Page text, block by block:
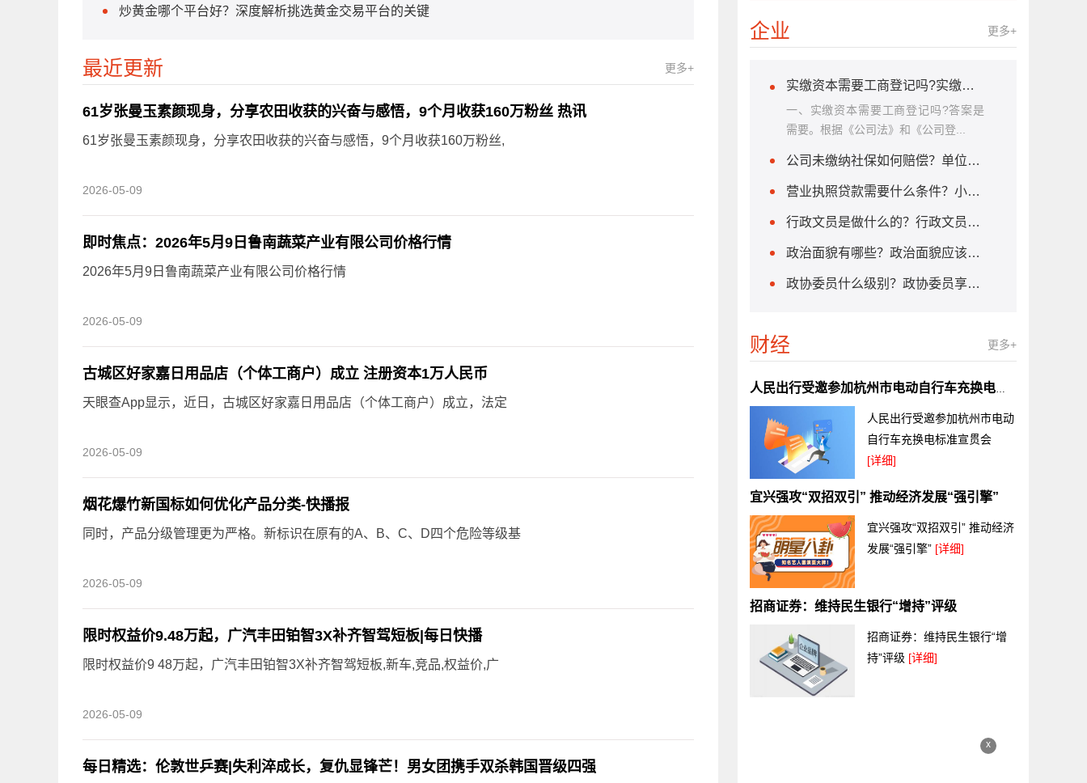
炒黄金哪个平台好？深度解析挑选黄金交易平台的关键
最近更新 更多+
61岁张曼玉素颜现身，分享农田收获的兴奋与感悟，9个月收获160万粉丝 热讯
61岁张曼玉素颜现身，分享农田收获的兴奋与感悟，9个月收获160万粉丝,
2026-05-09
即时焦点：2026年5月9日鲁南蔬菜产业有限公司价格行情
2026年5月9日鲁南蔬菜产业有限公司价格行情
2026-05-09
古城区好家嘉日用品店（个体工商户）成立 注册资本1万人民币
天眼查App显示，近日，古城区好家嘉日用品店（个体工商户）成立，法定
2026-05-09
烟花爆竹新国标如何优化产品分类-快播报
同时，产品分级管理更为严格。新标识在原有的A、B、C、D四个危险等级基
2026-05-09
限时权益价9.48万起，广汽丰田铂智3X补齐智驾短板|每日快播
限时权益价9 48万起，广汽丰田铂智3X补齐智驾短板,新车,竞品,权益价,广
2026-05-09
每日精选：伦敦世乒赛|失利淬成长，复仇显锋芒！男女团携手双杀韩国晋级四强
企业 更多+
实缴资本需要工商登记吗?实缴资本的计算方法是什么？
一、实缴资本需要工商登记吗?答案是
需要。根据《公司法》和《公司登...
公司未缴纳社保如何赔偿？单位不缴纳社保怎么办？
营业执照贷款需要什么条件？小微企业贷款需要什么条件?
行政文员是做什么的？行政文员需要什么学历？
政治面貌有哪些？政治面貌应该怎么填？
政协委员什么级别？政协委员享受哪些待遇？
财经 更多+
人民出行受邀参加杭州市电动自行车充换电标准宣贯会
人民出行受邀参加杭州市电动
自行车充换电标准宣贯会
[详细]
宜兴强攻“双招双引” 推动经济发展“强引擎”
宜兴强攻“双招双引” 推动经济
发展“强引擎” [详细]
招商证券：维持民生银行“增持”评级
招商证券：维持民生银行“增
持”评级 [详细]
x